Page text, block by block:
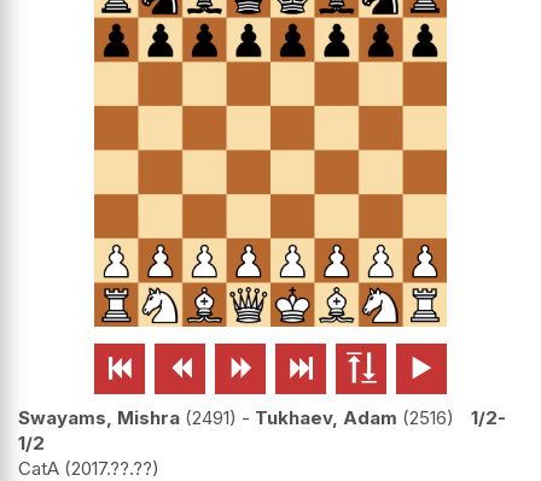
     
Swayams, Mishra 2491 - Tukhaev, Adam 2516
1/2-
1/2
CatA 2017.??.??